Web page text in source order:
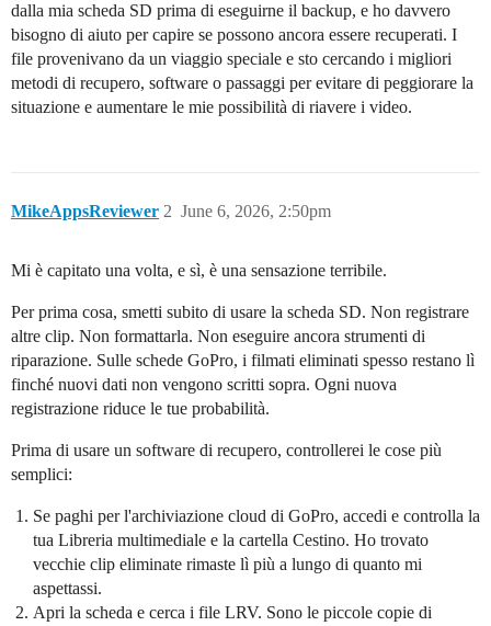
dalla mia scheda SD prima di eseguirne il backup, e ho davvero
bisogno di aiuto per capire se possono ancora essere recuperati. I
file provenivano da un viaggio speciale e sto cercando i migliori
metodi di recupero, software o passaggi per evitare di peggiorare la
situazione e aumentare le mie possibilità di riavere i video.
MikeAppsReviewer June 6, 2026, 2:50pm
2
Mi è capitato una volta, e sì, è una sensazione terribile.
Per prima cosa, smetti subito di usare la scheda SD. Non registrare
altre clip. Non formattarla. Non eseguire ancora strumenti di
riparazione. Sulle schede GoPro, i filmati eliminati spesso restano lì
finché nuovi dati non vengono scritti sopra. Ogni nuova
registrazione riduce le tue probabilità.
Prima di usare un software di recupero, controllerei le cose più
semplici:
Se paghi per l'archiviazione cloud di GoPro, accedi e controlla la
tua Libreria multimediale e la cartella Cestino. Ho trovato
vecchie clip eliminate rimaste lì più a lungo di quanto mi
aspettassi.
Apri la scheda e cerca i file LRV. Sono le piccole copie di